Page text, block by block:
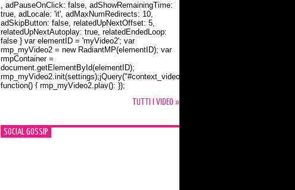
Orlando Bloom e la t-shirt dedicata a Flynn
, adPauseOnClick: false, adShowRemainingTime:
true, adLocale: 'it', adMaxNumRedirects: 10,
adSkipButton: false, relatedUpNextOffset: 5,
relatedUpNextAutoplay: true, relatedEndedLoop:
false } var elementID = 'myVideo2'; var
rmp_myVideo2 = new RadiantMP(elementID); var
rmpContainer =
document.getElementById(elementID);
rmp_myVideo2.init(settings);jQuery("#context_video2").one("mouseover",
function() { rmp_myVideo2.play(); });
TUTTI I VIDEO »
SOCIAL GOSSIP